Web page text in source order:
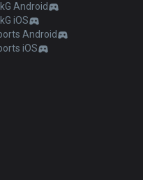
Android
iOS
Android
iOS